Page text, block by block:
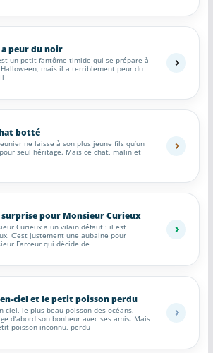
a peur du noir
un petit fantôme timide qui se prépare à
mais il a terriblement peur du
botté
ne laisse à son plus jeune fils qu’un
seul héritage. Mais ce chat, malin et
surprise pour Monsieur Curieux
Curieux a un vilain défaut : il est
C’est justement une aubaine pour
Farceur qui décide de
ciel et le petit poisson perdu
ciel, le plus beau poisson des océans,
d’abord son bonheur avec ses amis. Mais
poisson inconnu, perdu